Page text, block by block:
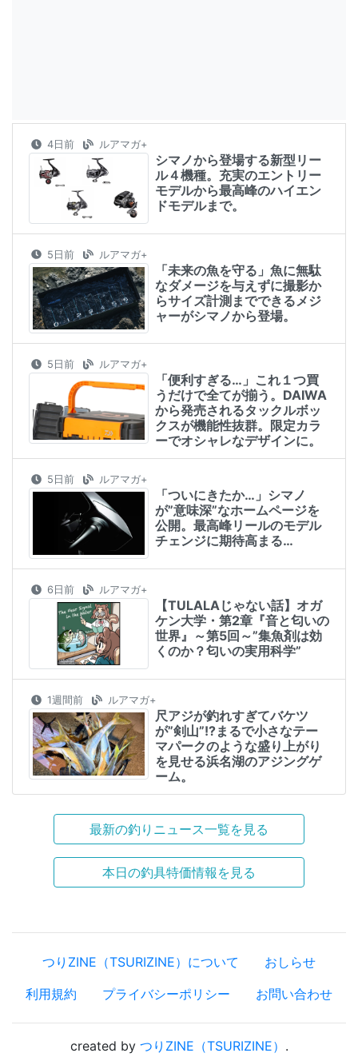
4日前 ルアマガ+
シマノから登場する新型リー
ル４機種。充実のエントリー
モデルから最高峰のハイエン
ドモデルまで。
5日前 ルアマガ+
「未来の魚を守る」魚に無駄
なダメージを与えずに撮影か
らサイズ計測までできるメジ
ャーがシマノから登場。
5日前 ルアマガ+
「便利すぎる…」これ１つ買
うだけで全てが揃う。DAIWA
から発売されるタックルボッ
クスが機能性抜群。限定カラ
ーでオシャレなデザインに。
5日前 ルアマガ+
「ついにきたか…」シマノ
が”意味深”なホームページを
公開。最高峰リールのモデル
チェンジに期待高まる…
6日前 ルアマガ+
【TULALAじゃない話】オガ
ケン大学・第2章『音と匂いの
世界』～第5回～”集魚剤は効
くのか？匂いの実用科学”
1週間前 ルアマガ+
尺アジが釣れすぎてバケツ
が”剣山”!?まるで小さなテー
マパークのような盛り上がり
を見せる浜名湖のアジングゲ
ーム。
最新の釣りニュース一覧を見る
本日の釣具特価情報を見る
つりZINE（TSURIZINE）について
おしらせ
利用規約
プライバシーポリシー お問い合わせ
created by つりZINE（TSURIZINE） .